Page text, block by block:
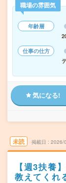
職場の雰囲気
年齢層
仕事の仕方
気になる!
未読 掲載日 2026/
【週3扶養
教えてくれ